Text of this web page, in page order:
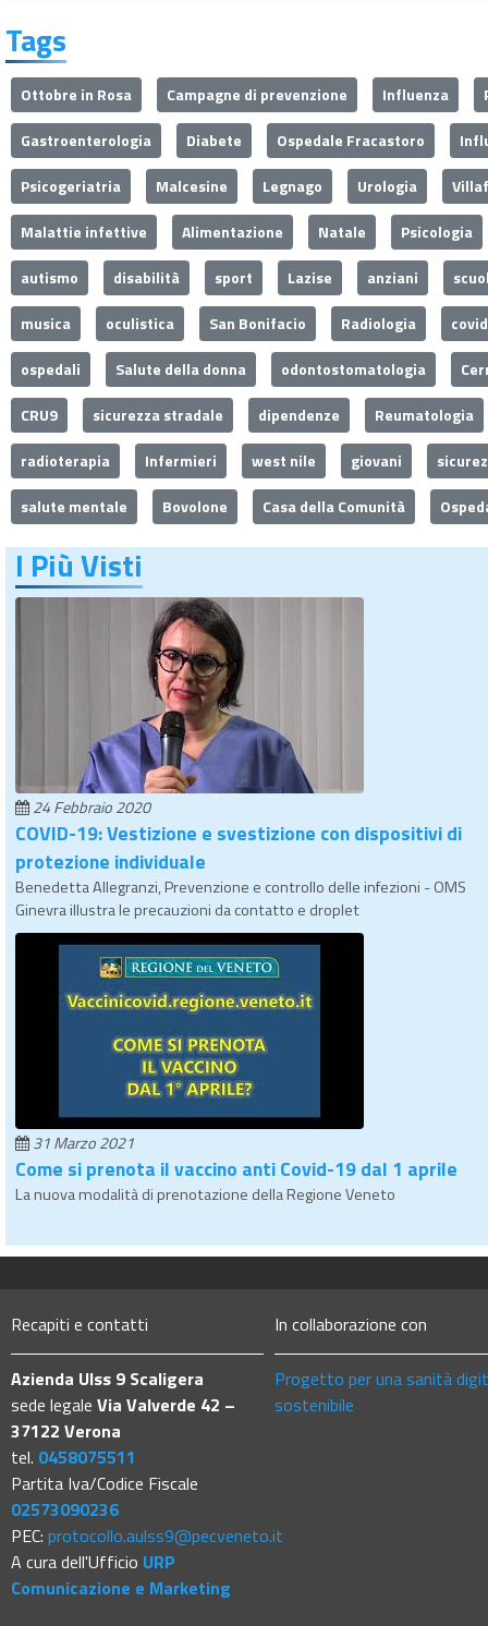
Tags
Ottobre in Rosa Campagne di prevenzione Influenza
Gastroenterologia
Diabete Ospedale Fracastoro
Psicogeriatria
Malcesine Legnago Urologia
Malattie infettive
Alimentazione Natale
Psicologia
autismo
disabilità sport Lazise anziani
musica
oculistica San Bonifacio Radiologia
ospedali
Salute della donna odontostomatologia
CRU9
sicurezza stradale dipendenze
Reumatologia
radioterapia
Infermieri west nile giovani
salute mentale
Bovolone Casa della Comunità
I Più Visti
24 Febbraio 2020
COVID-19: Vestizione e svestizione con dispositivi di
protezione individuale
Benedetta Allegranzi, Prevenzione e controllo delle infezioni - OMS
Ginevra illustra le precauzioni da contatto e droplet
31 Marzo 2021
Come si prenota il vaccino anti Covid-19 dal 1 aprile
La nuova modalità di prenotazione della Regione Veneto
Recapiti e contatti
Azienda Ulss 9 Scaligera
sede legale Via Valverde 42 –
37122 Verona
tel. 0458075511
Partita Iva/Codice Fiscale
02573090236
PEC: protocollo.aulss9@pecveneto.it
A cura dell'Ufficio URP
Comunicazione e Marketing
In collaborazione con
Progetto per una sanità
sostenibile